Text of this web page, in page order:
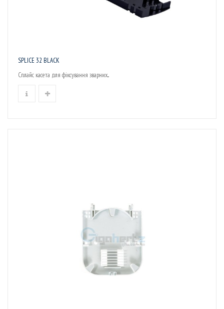
SPLICE 32 BLACK
Сплайс касета для фіксування зварних...